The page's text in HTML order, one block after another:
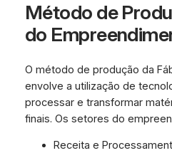
Método de
do
O método de produção da
envolve a utilização de
processar e transformar
finais. Os setores do
Receita e